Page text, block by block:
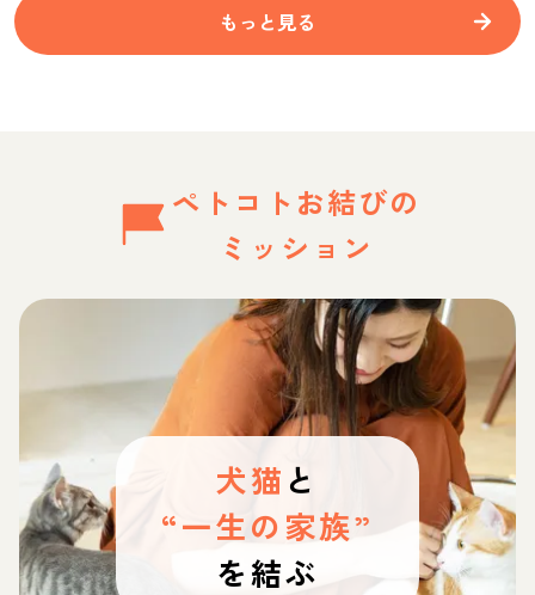
もっと見る
ペトコトお結びの
ミッション
犬猫 と
“一生の家族”
を結ぶ